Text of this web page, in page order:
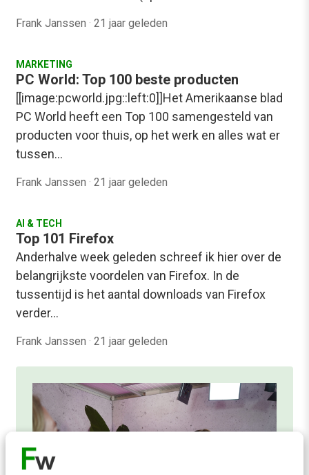
Frank Janssen · 21 jaar geleden
MARKETING
PC World: Top 100 beste producten
[[image:pcworld.jpg::left:0]]Het Amerikaanse blad
PC World heeft een Top 100 samengesteld van
producten voor thuis, op het werk en alles wat er
tussen…
Frank Janssen · 21 jaar geleden
AI & TECH
Top 101 Firefox
Anderhalve week geleden schreef ik hier over de
belangrijkste voordelen van Firefox. In de
tussentijd is het aantal downloads van Firefox
verder…
Frank Janssen · 21 jaar geleden